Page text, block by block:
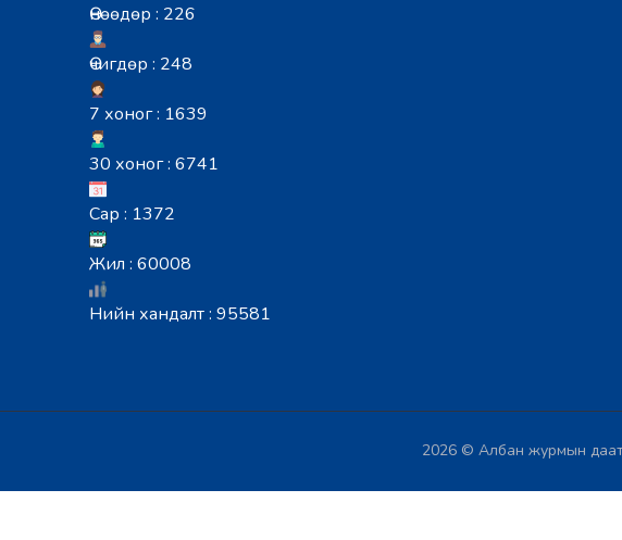
Өнөөдөр : 226
Өчигдөр : 248
7 хоног : 1639
30 хоног : 6741
Сар : 1372
Жил : 60008
Нийн хандалт : 95581
2026 © Албан журмын